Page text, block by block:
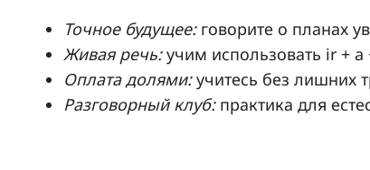
Точное будущее:говорите о планах
Живая речь:учим использовать ir +
Оплата долями:учитесь без лишних
Разговорный клуб:практика для